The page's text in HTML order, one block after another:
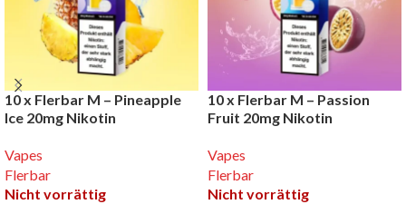
10 x Flerbar M – Pineapple
Ice 20mg Nikotin
Vapes
Flerbar
Nicht vorrättig
10 x Flerbar M – Passion
Fruit 20mg Nikotin
Vapes
Flerbar
Nicht vorrättig